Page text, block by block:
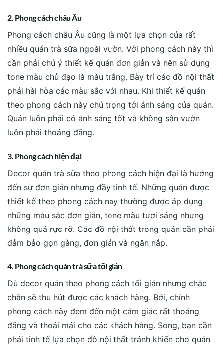
2. Phong cách châu Âu
Phong cách châu Âu cũng là một lựa chọn của rất
nhiều quán trà sữa ngoài vườn. Với phong cách này thì
cần phải chú ý thiết kế quán đơn giản và nên sử dụng
tone màu chủ đạo là màu trắng. Bày trí các đồ nội thất
phải hài hòa các màu sắc với nhau. Khi thiết kế quán
theo phong cách này chú trọng tới ánh sáng của quán.
Quán luôn phải có ánh sáng tốt và không sân vườn
luôn phải thoáng đãng.
3. Phong cách hiện đại
Decor quán trà sữa theo phong cách hiện đại là hướng
đến sự đơn giản nhưng đầy tinh tế. Những quán được
thiết kế theo phong cách này thường được áp dụng
những màu sắc đơn giản, tone màu tươi sáng nhưng
không quá rực rỡ. Các đồ nội thất trong quán cần phải
đảm bảo gọn gàng, đơn giản và ngăn nắp.
4. Phong cách quán trà sữa tối giản
Dù decor quán theo phong cách tối giản nhưng chắc
chắn sẽ thu hút được các khách hàng. Bởi, chính
phong cách này đem đến một cảm giác rất thoáng
đãng và thoải mái cho các khách hàng. Song, bạn cần
phải tinh tế lựa chọn đồ nội thất tránh khiến cho quán